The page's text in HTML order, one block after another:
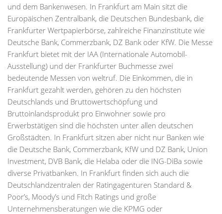
und dem Bankenwesen. In Frankfurt am Main sitzt die
Europäischen Zentralbank, die Deutschen Bundesbank, die
Frankfurter Wertpapierbörse, zahlreiche Finanzinstitute wie
Deutsche Bank, Commerzbank, DZ Bank oder KfW. Die Messe
Frankfurt bietet mit der IAA (Internationale Automobil-
Ausstellung) und der Frankfurter Buchmesse zwei
bedeutende Messen von weltruf. Die Einkommen, die in
Frankfurt gezahlt werden, gehören zu den höchsten
Deutschlands und Bruttowertschöpfung und
Bruttoinlandsprodukt pro Einwohner sowie pro
Erwerbstätigen sind die höchsten unter allen deutschen
Großstädten. In Frankfurt sitzen aber nicht nur Banken wie
die Deutsche Bank, Commerzbank, KfW und DZ Bank, Union
Investment, DVB Bank, die Helaba oder die ING-DiBa sowie
diverse Privatbanken. In Frankfurt finden sich auch die
Deutschlandzentralen der Ratingagenturen Standard &
Poor’s, Moody’s und Fitch Ratings und große
Unternehmensberatungen wie die KPMG oder